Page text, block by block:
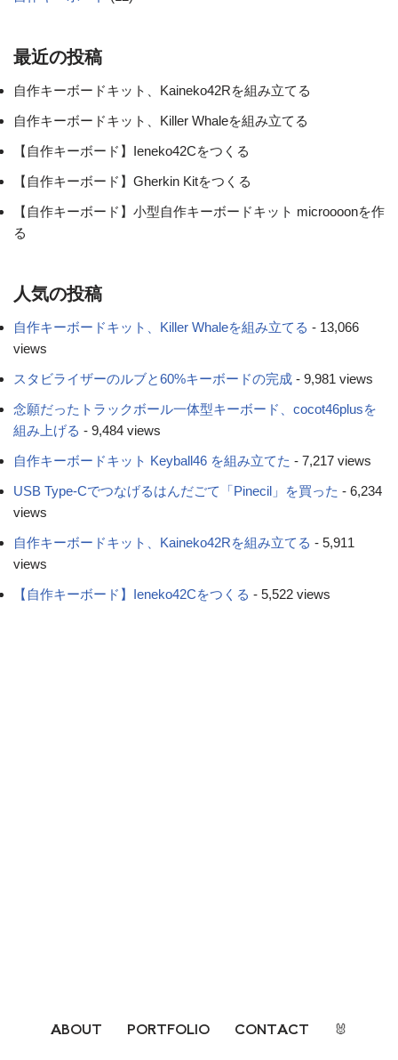
最近の投稿
自作キーボードキット、Kaineko42Rを組み立てる
自作キーボードキット、Killer Whaleを組み立てる
【自作キーボード】Ieneko42Cをつくる
【自作キーボード】Gherkin Kitをつくる
【自作キーボード】小型自作キーボードキット microooonを作
る
人気の投稿
自作キーボードキット、Killer Whaleを組み立てる - 13,066
views
スタビライザーのルブと60%キーボードの完成 - 9,981 views
念願だったトラックボール一体型キーボード、cocot46plusを
組み上げる - 9,484 views
自作キーボードキット Keyball46 を組み立てた - 7,217 views
USB Type-Cでつなげるはんだごて「Pinecil」を買った - 6,234
views
自作キーボードキット、Kaineko42Rを組み立てる - 5,911
views
【自作キーボード】Ieneko42Cをつくる - 5,522 views
ABOUT PORTFOLIO CONTACT 🐰